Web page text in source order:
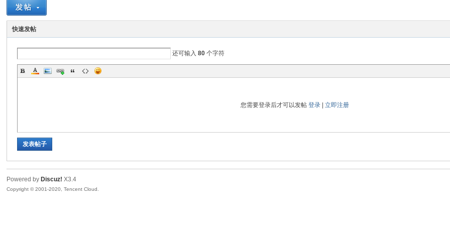
非
快速发帖
还可输入80 个字符
您需要登录后才可以发帖 登录| 立即注册
发表帖子
Powered by Discuz! X3.4
Copyright © 2001-2020, Tencent Cloud.